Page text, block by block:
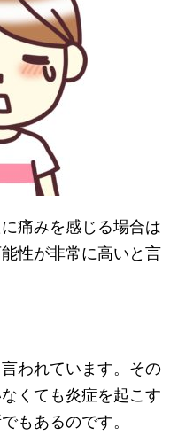
痛みを感じる場合は
性が非常に高いと言
われています。その
くても炎症を起こす
もあるのです。